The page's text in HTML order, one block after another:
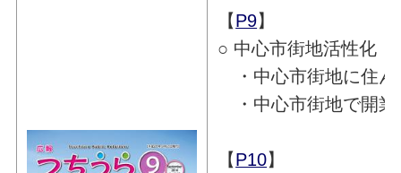
【P9】
○ 中心市街地活性化
・中心市街地に住ん
・中心市街地で開業
【P10】